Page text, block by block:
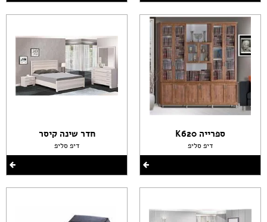
ספרייה K620
דיפ סליפ
חדר שינה קיסר
דיפ סליפ